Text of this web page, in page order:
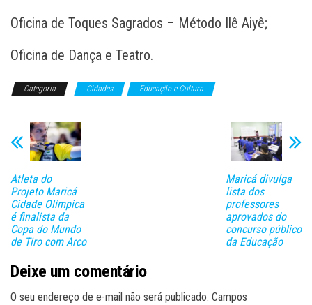
Oficina de Toques Sagrados – Método Ilê Aiyê;
Oficina de Dança e Teatro.
Categoria Cidades Educação e Cultura
Atleta do
Projeto Maricá
Cidade Olímpica
é finalista da
Copa do Mundo
de Tiro com Arco
Maricá divulga
lista dos
professores
aprovados do
concurso público
da Educação
Deixe um comentário
O seu endereço de e-mail não será publicado. Campos